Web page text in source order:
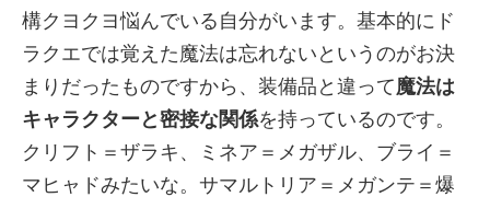
構クヨクヨ悩んでいる自分がいます。基本的にド
ラクエでは覚えた魔法は忘れないというのがお決
まりだったものですから、装備品と違って魔法は
キャラクターと密接な関係を持っているのです。
クリフト＝ザラキ、ミネア＝メガザル、ブライ＝
マヒャドみたいな。サマルトリア＝メガンテ＝爆